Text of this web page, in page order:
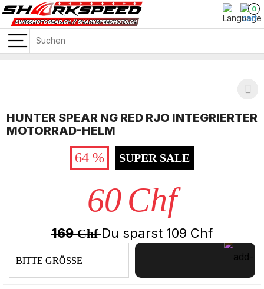
0
HUNTER SPEAR NG RED RJO INTEGRIERTER
MOTORRAD-HELM
64 % SUPER SALE
60 Chf
169ChfDu sparst 109 Chf
BITTE GRÖSSE